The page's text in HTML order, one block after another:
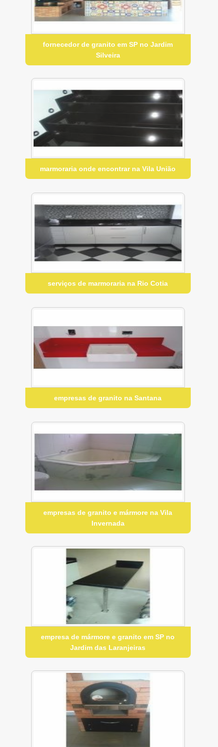
fornecedor de granito em SP no Jardim
Silveira
marmoraria onde encontrar na Vila União
serviços de marmoraria na Rio Cotia
empresas de granito na Santana
empresas de granito e mármore na Vila
Invernada
empresa de mármore e granito em SP no
Jardim das Laranjeiras